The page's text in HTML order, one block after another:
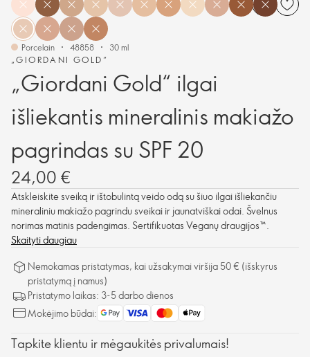
„GIORDANI GOLD“
„Giordani Gold“ ilgai
išliekantis mineralinis makiažo
pagrindas su SPF 20
Porcelain 48858 30 ml
24,00 €
Atskleiskite sveiką ir ištobulintą veido odą su šiuo ilgai išliekančiu
mineraliniu makiažo pagrindu sveikai ir jaunatviškai odai. Švelnus
norimas matinis padengimas. Sertifikuotas Veganų draugijos™.
Skaityti daugiau
Nemokamas pristatymas, kai užsakymai viršija 50 € (išskyrus
pristatymą į namus)
Pristatymo laikas: 3-5 darbo dienos
Mokėjimo būdai:
Tapkite klientu ir mėgaukitės privalumais!